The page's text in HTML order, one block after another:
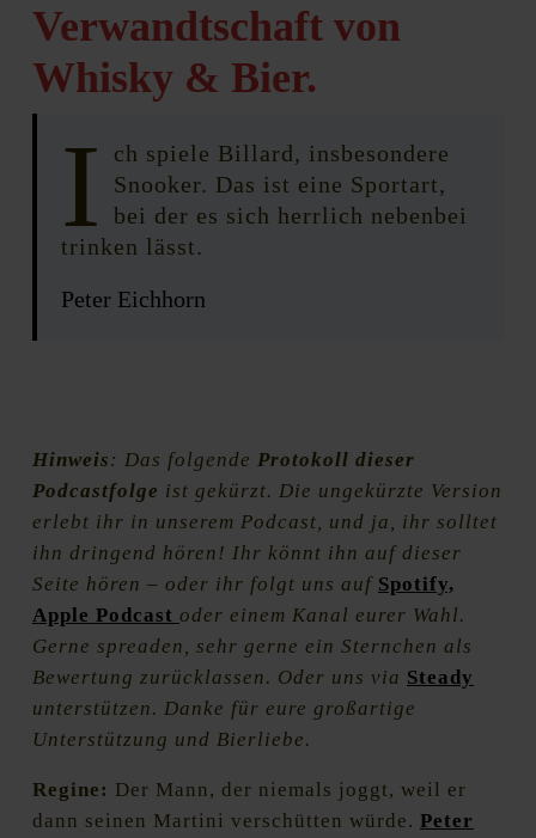
Verwandtschaft von
Whisky & Bier.
I
ch spiele Billard, insbesondere
Snooker. Das ist eine Sportart,
bei der es sich herrlich nebenbei
trinken lässt.
Peter Eichhorn
Hinweis: Das folgende Protokoll dieser
Podcastfolge ist gekürzt. Die ungekürzte Version
erlebt ihr in unserem Podcast, und ja, ihr solltet
ihn dringend hören! Ihr könnt ihn auf dieser
Seite hören – oder ihr folgt uns auf Spotify,
Apple Podcast oder einem Kanal eurer Wahl.
Gerne spreaden, sehr gerne ein Sternchen als
Bewertung zurücklassen. Oder uns via Steady
unterstützen. Danke für eure großartige
Unterstützung und Bierliebe.
Regine: Der Mann, der niemals joggt, weil er
dann seinen Martini verschütten würde. Peter